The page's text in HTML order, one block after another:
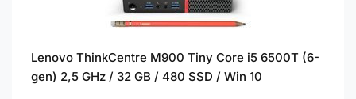
Lenovo ThinkCentre M900 Tiny Core i5 6500T (6-
gen) 2,5 GHz / 32 GB / 480 SSD / Win 10